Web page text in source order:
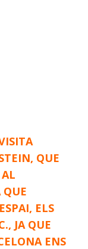
QUE
QUE
ELS
JA QUE
ENS